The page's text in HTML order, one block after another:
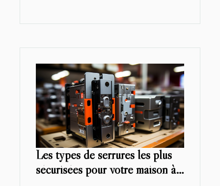
Les types de serrures les plus
sécurisées pour votre maison à